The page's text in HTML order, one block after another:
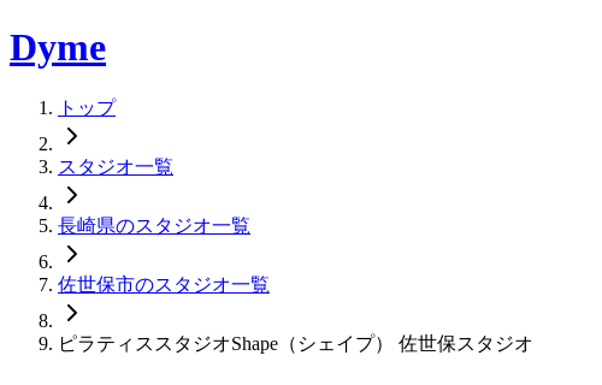
Dyme
トップ
スタジオ一覧
長崎県のスタジオ一覧
佐世保市のスタジオ一覧
ピラティススタジオShape（シェイプ） 佐世保スタジオ